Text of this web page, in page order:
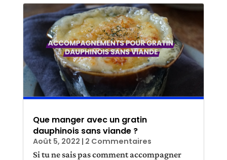
Que manger avec un gratin
dauphinois sans viande ?
Août 5, 2022 | 2 Commentaires
Si tu ne sais pas comment accompagner